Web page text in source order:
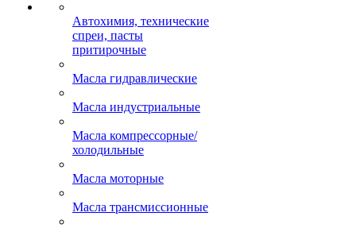
Автохимия, технические
спреи, пасты
притирочные
Масла гидравлические
Масла индустриальные
Масла компрессорные/
холодильные
Масла моторные
Масла трансмиссионные